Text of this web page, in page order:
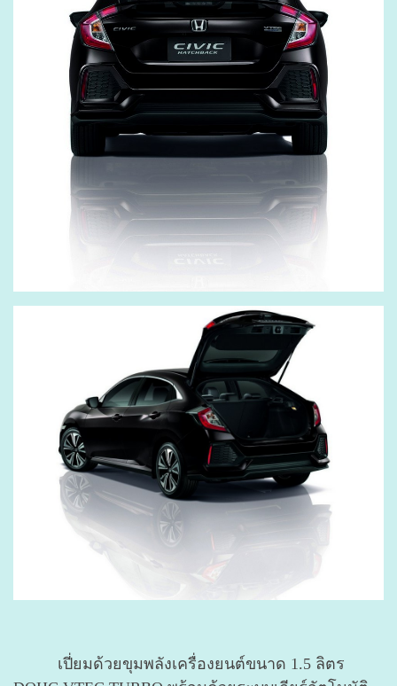
เปี่ยมด้วยขุมพลังเครื่องยนต์ขนาด 1.5 ลิตร